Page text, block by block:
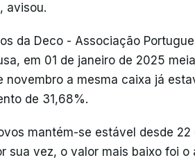
avisou.
da Deco - Associação
em 01 de janeiro de 2025
novembro a mesma caixa já
de 31,68%.
mantém-se estável desde
sua vez, o valor mais baixo foi